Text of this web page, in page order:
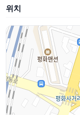
위치